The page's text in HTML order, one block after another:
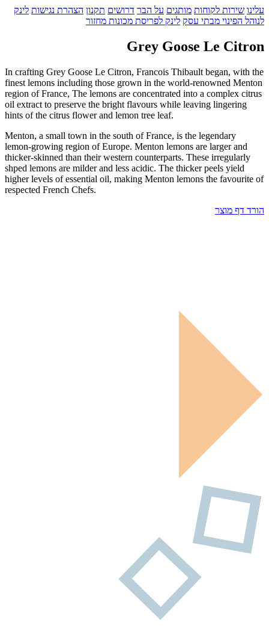
עלינו שירות לקוחות מותגים על הבר דרושים תקנון הצהרת נגישות לינק
לנוהל הפינוי מבתי עסק לינק לפריסת מכונות מחזור
Grey Goose Le Citron
In crafting Grey Goose Le Citron, Francois Thibault began, with the
finest lemons including those grown in the world-renowned Menton
region of France, The lemons are concentrated into a complex citrus
oil extract to preserve the bright flavours while leaving lingering
hints of the citrus flower and lemon tree leaf.
Menton, a small town in the south of France, is the legendary
lemon-growing region of Europe. Menton lemons are larger and
thicker-skinned than their western counterparts. These irregularly
shped lemons are milder and less acidic. The thicker peels yield
higher levels of essential oil, making Menton lemons the favourite of
respected French Chefs.
הורד דף מוצר